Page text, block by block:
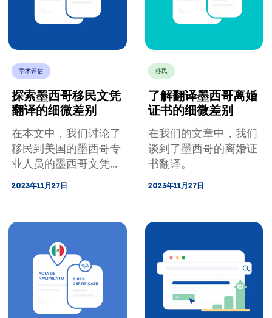
学术评估
探索墨西哥移民文凭
翻译的细微差别
在本文中，我们讨论了
移民到美国的墨西哥专
业人员的墨西哥文凭翻
译和评估。
2023年11月27日
移民
了解翻译墨西哥离婚
证书的细微差别
在我们的文章中，我们
谈到了墨西哥的离婚证
书翻译。
2023年11月27日